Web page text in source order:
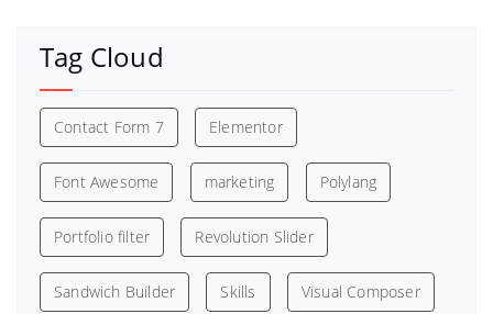
Tag Cloud
Contact Form 7 Elementor
Font Awesome marketing Polylang
Portfolio filter Revolution Slider
Sandwich Builder Skills Visual Composer